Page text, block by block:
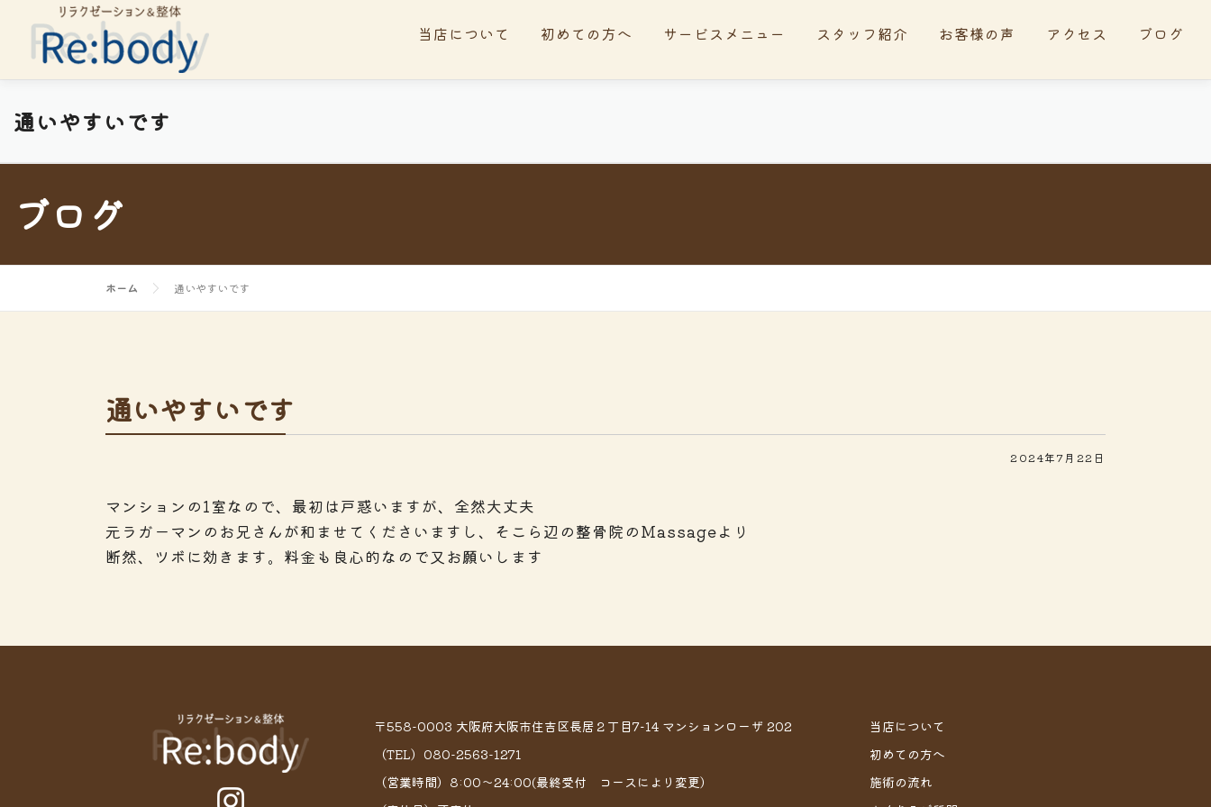
ン
ス
当店について 初めての方へ サービスメニュー スタッフ紹介 お客様の声 アクセス ブログ
通いやすいです
ブログ
ホーム 通いやすいです
通いやすいです
2024年7月22日
マンションの1室なので、最初は戸惑いますが、全然大丈夫
元ラガーマンのお兄さんが和ませてくださいますし、そこら辺の整骨院のMassageより
断然、ツボに効きます。料金も良心的なので又お願いします
〒558-0003 大阪府大阪市住吉区長居２丁目7−14 マンションローザ 202
（TEL）080-2563-1271
（営業時間）8:00～24:00(最終受付 コースにより変更）
当店について
初めての方へ
施術の流れ